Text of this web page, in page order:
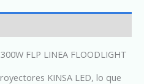
FLP LINEA FLOODLIGHT
KINSA LED, lo que